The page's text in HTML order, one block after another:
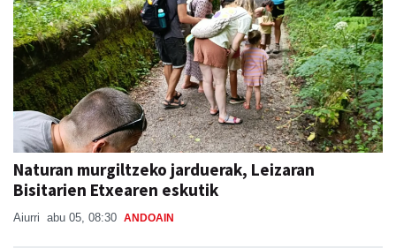
Naturan murgiltzeko jarduerak, Leizaran
Bisitarien Etxearen eskutik
Aiurri abu 05, 08:30 ANDOAIN